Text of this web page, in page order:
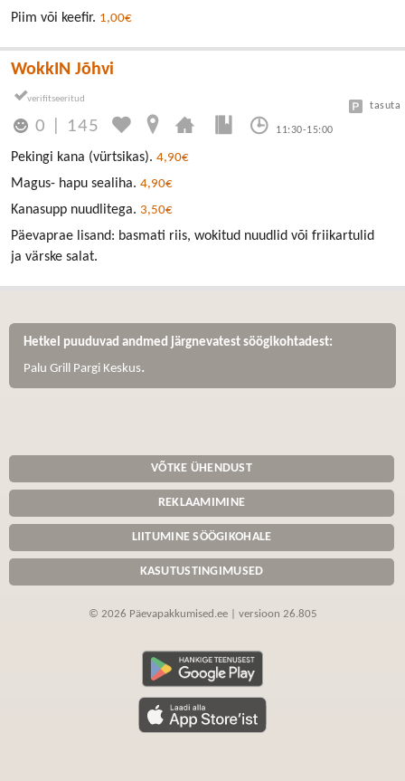
Piim või keefir. 1,00€
WokkIN Jõhvi
0 145 11:30-15:00
tasuta
Pekingi kana (vürtsikas). 4,90€
Magus- hapu sealiha. 4,90€
Kanasupp nuudlitega. 3,50€
Päevaprae lisand: basmati riis, wokitud nuudlid või friikartulid
ja värske salat.
Hetkel puuduvad andmed järgnevatest söögikohtadest:
Palu Grill Pargi Keskus.
VÕTKE ÜHENDUST
REKLAAMIMINE
LIITUMINE SÖÖGIKOHALE
KASUTUSTINGIMUSED
© 2026 Päevapakkumised.ee | versioon 26.805